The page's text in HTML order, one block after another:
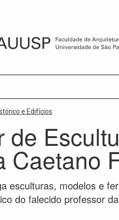
e Edifícios
de
Caetano
esculturas, modelos e
do falecido professor